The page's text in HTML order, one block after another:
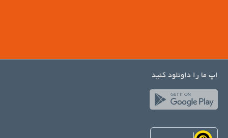
اپ ما را داونلود کنید